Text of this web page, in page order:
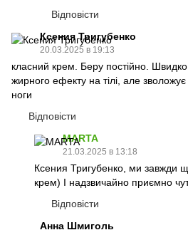
Відповісти
Ксения Тригубенко
20.03.2025 в 19:13
класний крем. Беру постійно.
жирного ефекту на тілі, але
ноги
Відповісти
MARTA
21.03.2025 в 13:18
Ксения Тригубенко, ми завжди
крем) І надзвичайно приємно
Відповісти
Анна Шмиголь